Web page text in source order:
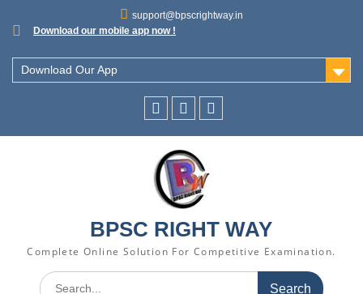
support@bpscrightway.in
Download our mobile app now !
Download Our App
BPSC RIGHT WAY
Complete Online Solution For Competitive Examination.